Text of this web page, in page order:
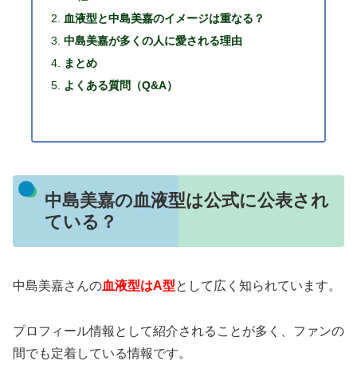
血液型と中島美嘉のイメージは重なる？
中島美嘉が多くの人に愛される理由
まとめ
よくある質問（Q&A）
中島美嘉の血液型は公式に公表され
ている？
中島美嘉さんの血液型はA型として広く知られています。
プロフィール情報として紹介されることが多く、ファンの
間でも定着している情報です。